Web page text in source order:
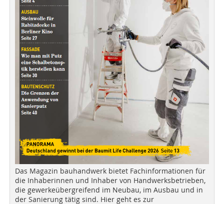
Das Magazin bauhandwerk bietet Fachinformationen für
die Inhaberinnen und Inhaber von Handwerksbetrieben,
die gewerkeübergreifend im Neubau, im Ausbau und in
der Sanierung tätig sind. Hier geht es zur